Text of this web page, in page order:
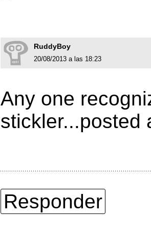
RuddyBoy
20/08/2013 a las 18:23
Any one
stickler...posted
Responder